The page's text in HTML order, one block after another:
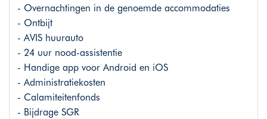
- Overnachtingen in de genoemde accommodaties
- Ontbijt
- AVIS huurauto
- 24 uur nood-assistentie
- Handige app voor Android en iOS
- Administratiekosten
- Calamiteitenfonds
- Bijdrage SGR